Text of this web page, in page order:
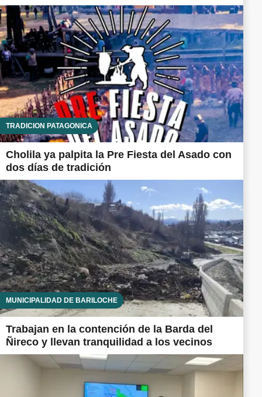
TRADICIÓN PATAGÓNICA
Cholila ya palpita la Pre Fiesta del Asado con
dos días de tradición
MUNICIPALIDAD DE BARILOCHE
Trabajan en la contención de la Barda del
Ñireco y llevan tranquilidad a los vecinos